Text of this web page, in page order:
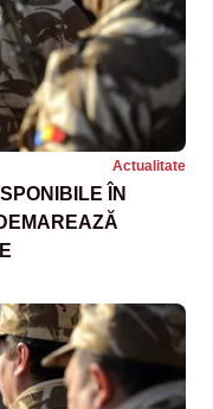
Actualitate
ÎN